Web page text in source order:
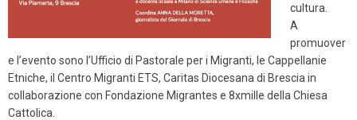
cultura.
A
promuover
e l’evento sono l’Ufficio di Pastorale per i Migranti, le Cappellanie
Etniche, il Centro Migranti ETS, Caritas Diocesana di Brescia in
collaborazione con Fondazione Migrantes e 8xmille della Chiesa
Cattolica.